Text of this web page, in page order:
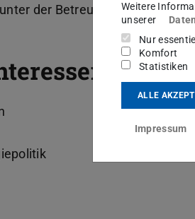
der Betreuung von Prof.
Weitere
unserer
Nur
Komfort
Statistiken
ALLE
Impressum